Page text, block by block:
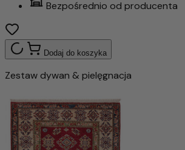
Bezpośrednio od producenta
Dodaj do koszyka
Zestaw dywan & pielęgnacja